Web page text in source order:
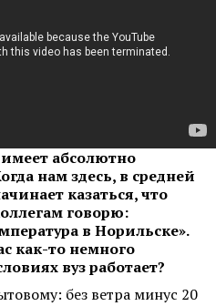
абсолютно
нам здесь, в средней
казаться, что
говорю:
в Норильске».
как-то немного
вуз работает?
без ветра минус 20